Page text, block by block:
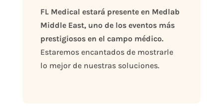
FL Medical estará presente en Medlab
Middle East, uno de los eventos más
prestigiosos en el campo médico.
Estaremos encantados de mostrarle
lo mejor de nuestras soluciones.